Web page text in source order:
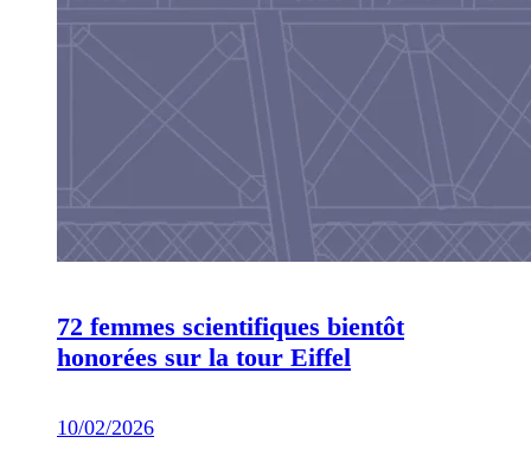
72 femmes scientifiques bientôt
honorées sur la tour Eiffel
10/02/2026